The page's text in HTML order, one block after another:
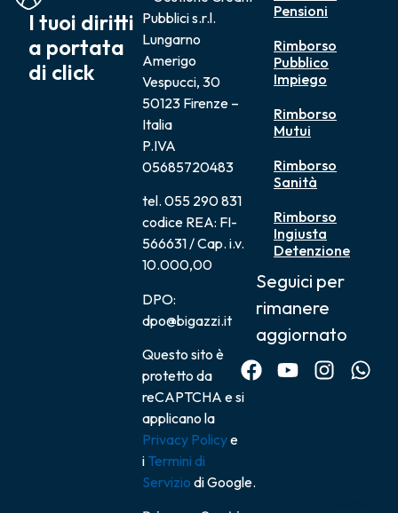
I tuoi diritti
a portata
di click
Pubblici s.r.l.
Lungarno
Amerigo
Vespucci, 30
50123 Firenze –
Italia
P.IVA
05685720483
tel. 055 290 831
codice REA: FI-
566631 / Cap. i.v.
10.000,00
DPO:
dpo@bigazzi.it
Questo sito è
protetto da
reCAPTCHA e si
applicano la
Privacy Policye
i Termini di
Servizio di Google.
Pensioni
Rimborso
Pubblico
Impiego
Rimborso
Mutui
Rimborso
Sanità
Rimborso
Ingiusta
Detenzione
Seguici per
rimanere
aggiornato